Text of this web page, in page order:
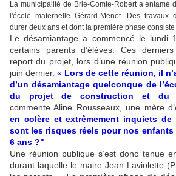
La municipalité de Brie-Comte-Robert a entamé
l'école maternelle Gérard-Menot. Des travaux
durer deux ans et dont la première phase
Le désamiantage a commencé le lundi
certains parents d’élèves. Ces
report du projet, lors d’une réunion
juin dernier. « Lors de cette réunion, il
d’un désamiantage quelconque de
du projet de construction et du
commente Aline Rousseaux, une mère
en colère et extrêmement inquiets de
sont les risques réels pour nos enfants
6 ans ?"
Une réunion publique s’est donc tenue
durant laquelle le maire Jean Laviolette